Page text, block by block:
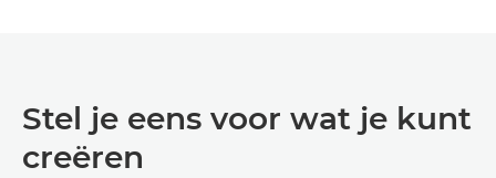
Stel je eens voor wat je kunt
creëren